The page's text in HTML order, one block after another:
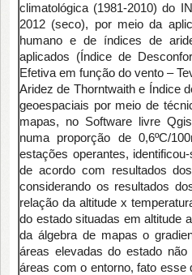
climatológica (1981-2010) do
2012 (seco), por meio da
humano e de índices de
aplicados (Índice de
Efetiva em função do vento –
Aridez de Thorntwaith e Índice
geoespaciais por meio de
mapas, no Software livre
numa proporção de 0,6ºC/
estações operantes,
de acordo com resultados
considerando os resultados
relação da altitude x
do estado situadas em altitude
da álgebra de mapas o
áreas elevadas do estado
áreas com o entorno, fato